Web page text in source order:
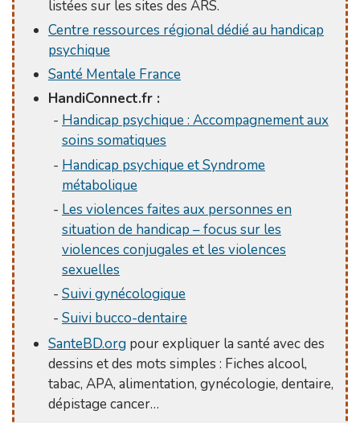
listées sur les sites des ARS.
Centre ressources régional dédié au handicap
psychique
Santé Mentale France
HandiConnect.fr :
Handicap psychique : Accompagnement aux
soins somatiques
Handicap psychique et Syndrome
métabolique
Les violences faites aux personnes en
situation de handicap – focus sur les
violences conjugales et les violences
sexuelles
Suivi gynécologique
Suivi bucco-dentaire
SanteBD.org pour expliquer la santé avec des
dessins et des mots simples : Fiches alcool,
tabac, APA, alimentation, gynécologie, dentaire,
dépistage cancer…